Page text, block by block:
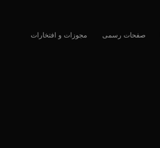
صفحات رسمی مجوزات و افتخارات